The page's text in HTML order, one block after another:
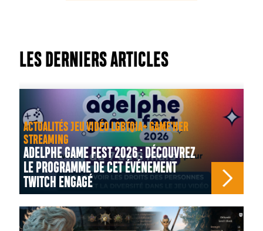
LES DERNIERS ARTICLES
ACTUALITÉS JEU VIDÉO LGBTQIA+ GAME'HER
STREAMING
ADELPHE GAME FEST 2026 : DÉCOUVREZ
LE PROGRAMME DE CET ÉVÉNEMENT
TWITCH ENGAGÉ